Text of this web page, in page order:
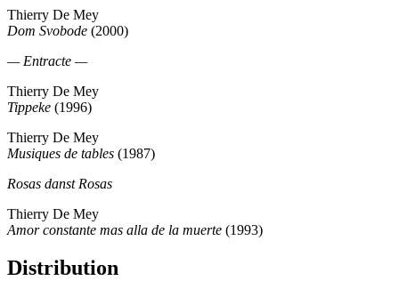
Thierry De Mey
Dom Svobode (2000)
— Entracte —
Thierry De Mey
Tippeke (1996)
Thierry De Mey
Musiques de tables (1987)
Rosas danst Rosas
Thierry De Mey
Amor constante mas alla de la muerte (1993)
Distribution